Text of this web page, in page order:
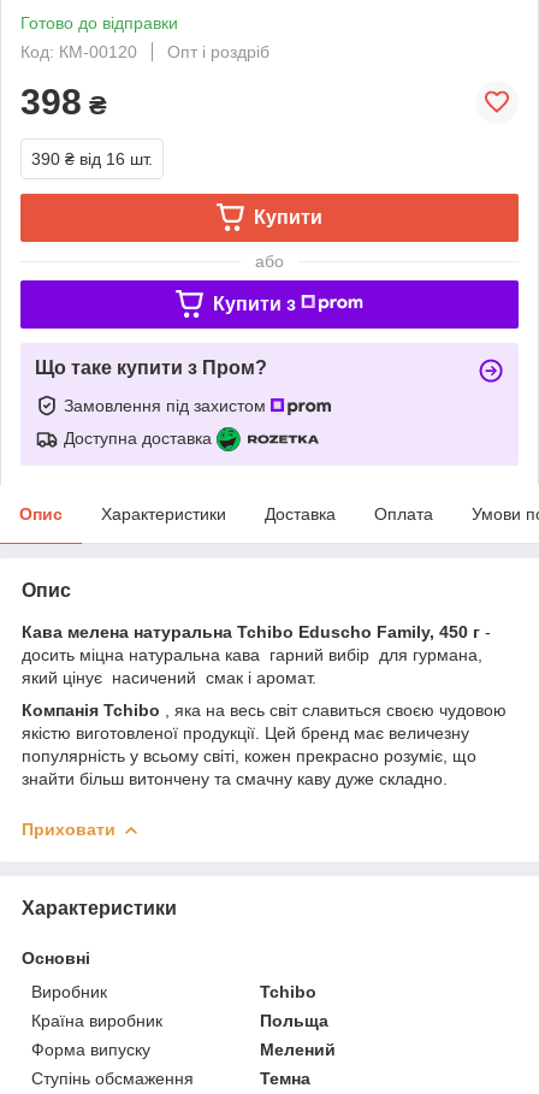
Готово до відправки
Код: КМ-00120
Опт і роздріб
398 ₴
390 ₴ від 16 шт.
Купити
або
Купити з
Що таке купити з Пром?
Замовлення під захистом
Доступна доставка
Опис Характеристики Доставка Оплата Умови
Опис
Кава мелена натуральна Tchibo Eduscho Family, 450 г -
досить міцна натуральна кава гарний вибір для гурмана,
який цінує насичений смак і аромат.
Компанія Tchibo , яка на весь світ славиться своєю чудовою
якістю виготовленої продукції. Цей бренд має величезну
популярність у всьому світі, кожен прекрасно розуміє, що
знайти більш витончену та смачну каву дуже складно.
Приховати
Характеристики
Основні
Виробник
Tchibo
Країна виробник
Польща
Форма випуску
Мелений
Ступінь обсмаження
Темна